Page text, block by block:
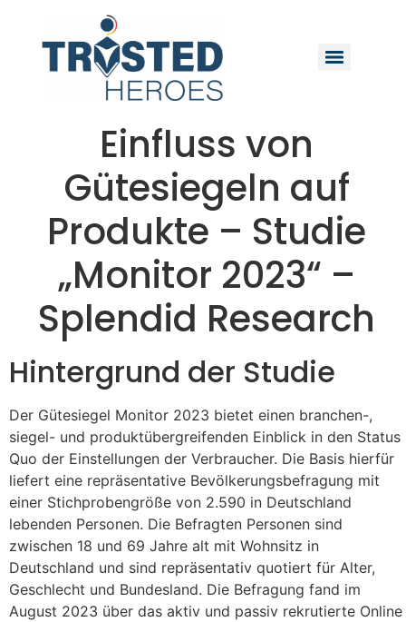
Einfluss von
Gütesiegeln auf
Produkte – Studie
„Monitor 2023“ –
Splendid Research
Hintergrund der Studie
Der Gütesiegel Monitor 2023 bietet einen branchen-,
siegel- und produktübergreifenden Einblick in den Status
Quo der Einstellungen der Verbraucher. Die Basis hierfür
liefert eine repräsentative Bevölkerungsbefragung mit
einer Stichprobengröße von 2.590 in Deutschland
lebenden Personen. Die Befragten Personen sind
zwischen 18 und 69 Jahre alt mit Wohnsitz in
Deutschland und sind repräsentativ quotiert für Alter,
Geschlecht und Bundesland. Die Befragung fand im
August 2023 über das aktiv und passiv rekrutierte Online